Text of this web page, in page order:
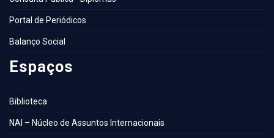
Portal de Periódicos
Balanço Social
Espaços
Biblioteca
NAI – Núcleo de Assuntos Internacionais